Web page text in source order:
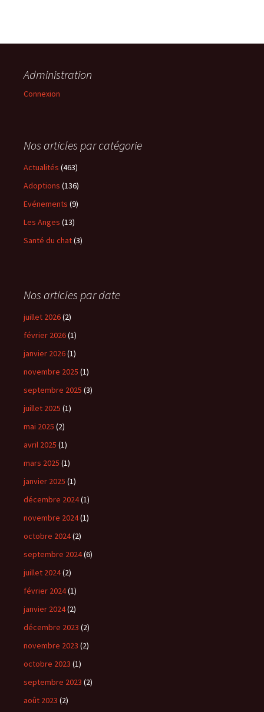
Administration
Connexion
Nos articles par catégorie
Actualités (463)
Adoptions (136)
Evénements (9)
Les Anges (13)
Santé du chat(3)
Nos articles par date
juillet 2026(2)
février 2026(1)
janvier 2026(1)
novembre 2025 (1)
septembre 2025 (3)
juillet 2025 (1)
mai 2025 (2)
avril 2025 (1)
mars 2025 (1)
janvier 2025 (1)
décembre 2024(1)
novembre 2024(1)
octobre 2024(2)
septembre 2024(6)
juillet 2024(2)
février 2024(1)
janvier 2024(2)
décembre 2023 (2)
novembre 2023 (2)
octobre 2023 (1)
septembre 2023 (2)
août 2023 (2)